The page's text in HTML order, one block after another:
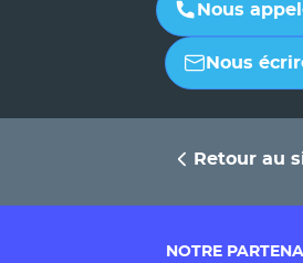
Nous
Nous
Retour au
NOTRE